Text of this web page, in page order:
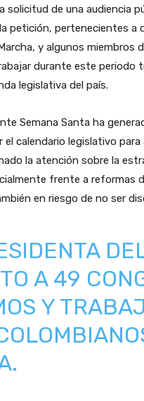
de una audiencia
petición, pertenecientes a
y algunos miembros
durante este periodo
legislativa del país.
Semana Santa ha
el calendario legislativo
la atención sobre la
frente a reformas
en riesgo de no ser
A 49
Y